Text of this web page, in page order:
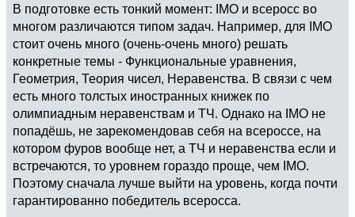
В подготовке есть тонкий момент: IMO и всеросс во
многом различаются типом задач. Например, для IMO
стоит очень много (очень-очень много) решать
конкретные темы - Функциональные уравнения,
Геометрия, Теория чисел, Неравенства. В связи с чем
есть много толстых иностранных книжек по
олимпиадным неравенствам и ТЧ. Однако на IMO не
попадёшь, не зарекомендовав себя на всероссе, на
котором фуров вообще нет, а ТЧ и неравенства если и
встречаются, то уровнем гораздо проще, чем IMO.
Поэтому сначала лучше выйти на уровень, когда почти
гарантированно победитель всеросса.